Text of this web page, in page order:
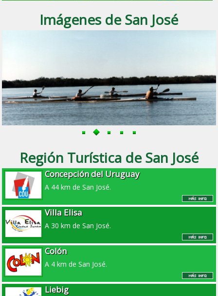
Imágenes de San José
Región Turística de San José
Concepción del Uruguay
A 44 km de San José.
Villa Elisa
A 30 km de San José.
Colón
A 4 km de San José.
Liebig